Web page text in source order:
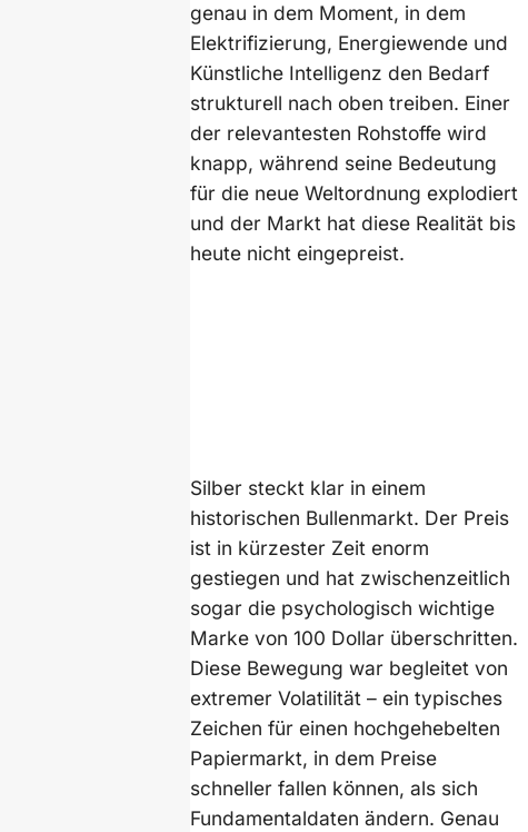
genau in dem Moment, in dem
Elektrifizierung, Energiewende und
Künstliche Intelligenz den Bedarf
strukturell nach oben treiben. Einer
der relevantesten Rohstoffe wird
knapp, während seine Bedeutung
für die neue Weltordnung explodiert
und der Markt hat diese Realität bis
heute nicht eingepreist.
Silber steckt klar in einem
historischen Bullenmarkt. Der Preis
ist in kürzester Zeit enorm
gestiegen und hat zwischenzeitlich
sogar die psychologisch wichtige
Marke von 100 Dollar überschritten.
Diese Bewegung war begleitet von
extremer Volatilität – ein typisches
Zeichen für einen hochgehebelten
Papiermarkt, in dem Preise
schneller fallen können, als sich
Fundamentaldaten ändern. Genau